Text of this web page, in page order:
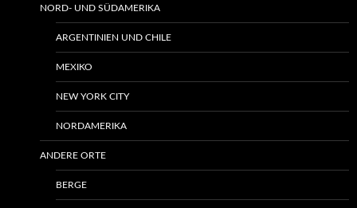
NORD- UND SÜDAMERIKA
ARGENTINIEN UND CHILE
MEXIKO
NEW YORK CITY
NORDAMERIKA
ANDERE ORTE
BERGE